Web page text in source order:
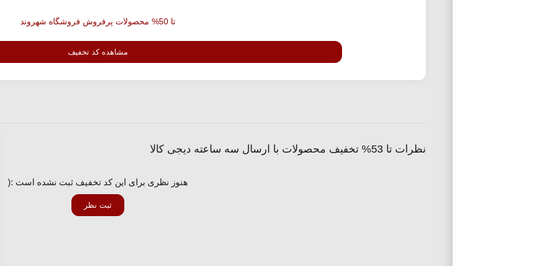
تا 50% محصولات پرفروش فروشگاه شهروند
مشاهده کد تخفیف
نظرات تا 53% تخفیف محصولات با ارسال سه ساعته دیجی کالا
هنوز نظری برای این کد تخفیف ثبت نشده است :(
ثبت نظر